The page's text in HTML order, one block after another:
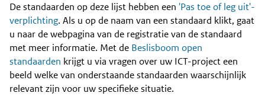
Content
De standaarden op deze lijst hebben een 'Pas toe of leg uit'-
verplichting. Als u op de naam van een standaard klikt, gaat
u naar de webpagina van de registratie van de standaard
met meer informatie. Met de Beslisboom open
standaarden krijgt u via vragen over uw ICT-project een
beeld welke van onderstaande standaarden waarschijnlijk
relevant zijn voor uw specifieke situatie.